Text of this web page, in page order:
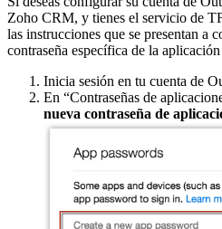
Zoho CRM, y tienes el servicio de
las instrucciones que se presentan a
contraseña específica de la
Inicia sesión en tu cuenta de
En “Contraseñas de
nueva contraseña de